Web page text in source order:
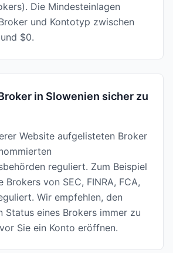
Die Mindesteinlagen
und Kontotyp zwischen
$0.
in Slowenien sicher zu
Website aufgelisteten Broker
reguliert. Zum Beispiel
von SEC, FINRA, FCA,
Wir empfehlen, den
Status eines Brokers immer zu
Sie ein Konto eröffnen.